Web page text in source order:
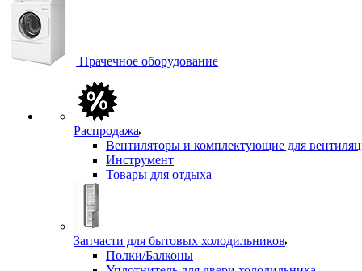
Прачечное оборудование
Распродажа
Вентиляторы и комплектующие для
Инструмент
Товары для отдыха
Запчасти для бытовых холодильников
Полки/Балконы